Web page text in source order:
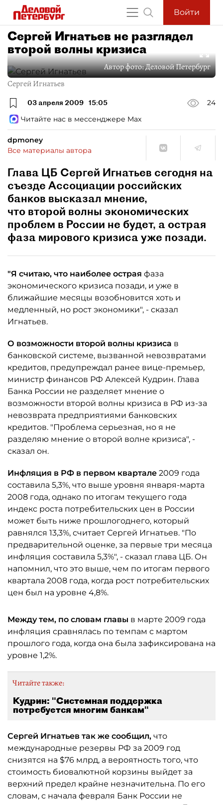
Войти
Cергей Игнатьев не разглядел
второй волны кризиса
Автор фото:Деловой Петербург
Сергей Игнатьев
03 апреля 2009 15:05
24
Читайте нас в мессенджере Max
dpmoney
Все материалы автора
Глава ЦБ Сергей Игнатьев сегодня на
съезде Ассоциации российских
банков высказал мнение,
что второй волны экономических
проблем в России не будет, а острая
фаза мирового кризиса уже позади.
"Я считаю, что наиболее острая фаза
экономического кризиса позади, и уже в
ближайшие месяцы возобновится хоть и
медленный, но рост экономики", - сказал
Игнатьев.
О возможности второй волны кризиса в
банковской системе, вызванной невозвратами
кредитов, предупреждал ранее вице-премьер,
министр финансов РФ Алексей Кудрин. Глава
Банка России не разделяет мнение о
возможности второй волны кризиса в РФ из-за
невозврата предприятиями банковских
кредитов. "Проблема серьезная, но я не
разделяю мнение о второй волне кризиса", -
сказал он.
Инфляция в РФ в первом квартале 2009 года
составила 5,3%, что выше уровня января-марта
2008 года, однако по итогам текущего года
индекс роста потребительских цен в России
может быть ниже прошлогоднего, который
равнялся 13,3%, считает Сергей Игнатьев. "По
предварительной оценке, за первые три месяца
инфляция составила 5,3%", - сказал глава ЦБ. Он
напомнил, что это выше, чем по итогам первого
квартала 2008 года, когда рост потребительских
цен был на уровне 4,8%.
Между тем, по словам главы в марте 2009 года
инфляция сравнялась по темпам с мартом
прошлого года, когда она была зафиксирована на
уровне 1,2%.
Читайте также:
Кудрин: "Системная поддержка
потребуется многим банкам"
Сергей Игнатьев так же сообщил, что
международные резервы РФ за 2009 год
снизятся на $76 млрд, а вероятность того, что
стоимость биовалютной корзины выйдет за
верхний предел крайне незначительна. По его
словам, с начала февраля Банк России не